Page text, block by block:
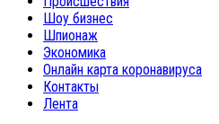
Шоу бизнес
Шпионаж
Экономика
Онлайн карта коронавируса
Контакты
Лента